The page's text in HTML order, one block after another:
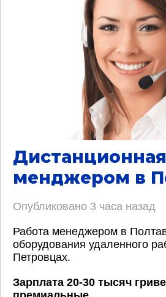
менджером в
Опубликовано 3 часа назад
Работа менеджером в
оборудования удаленного
Петровцах.
Зарплата 20-30 тысяч